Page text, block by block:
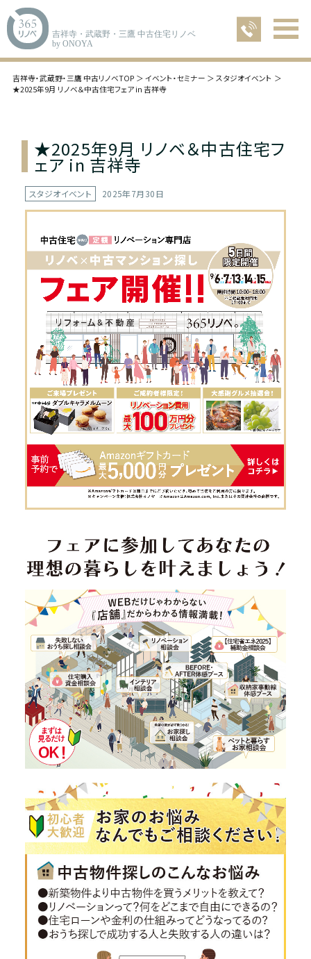
吉祥寺・武蔵野・三鷹 中古住宅リノベ
by ONOYA
吉祥寺・武蔵野・三鷹 中古リノベTOP イベント・セミナー
スタジオイベント
★2025年9月 リノベ＆中古住宅フェア in 吉祥寺
★2025年9月 リノベ＆中古住宅フ
ェア in 吉祥寺
スタジオイベント 2025年7月30日